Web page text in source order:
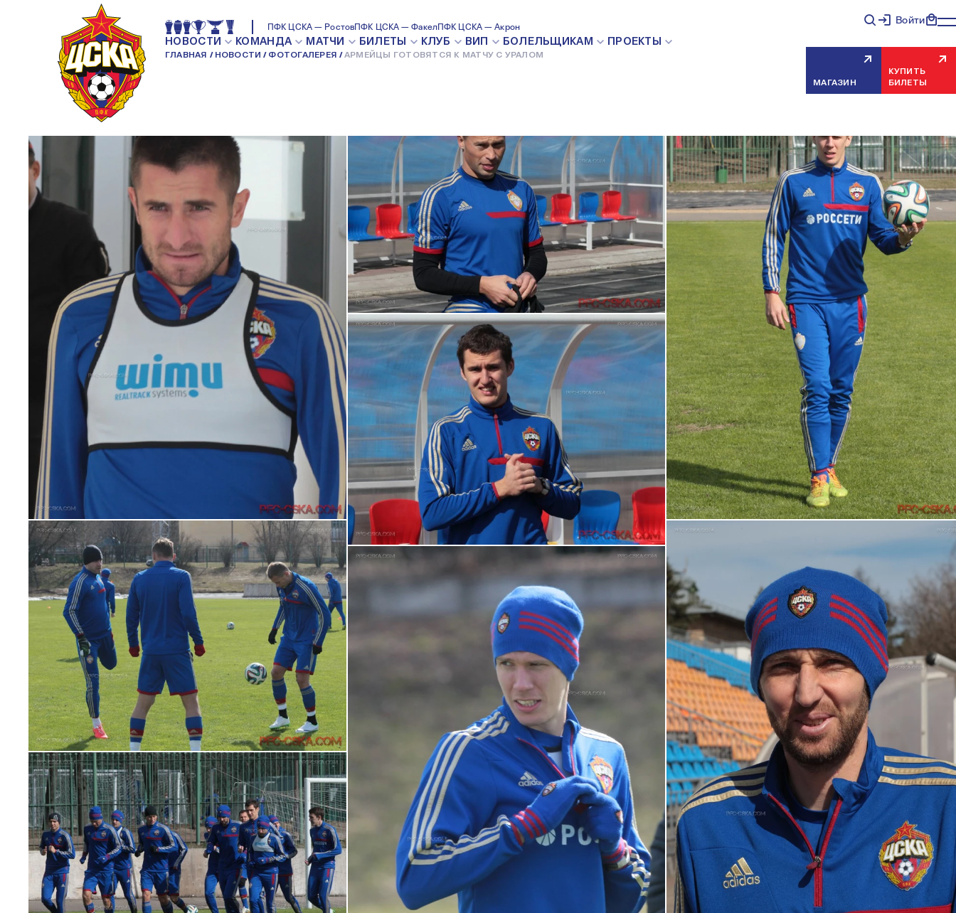
ПФК ЦСКА — РостовПФК ЦСКА — ФакелПФК ЦСКА — Акрон
НОВОСТИ КОМАНДА МАТЧИ БИЛЕТЫ КЛУБ ВИП БОЛЕЛЬЩИКАМ ПРОЕКТЫ
ГЛАВНАЯ НОВОСТИ ФОТОГАЛЕРЕЯ АРМЕЙЦЫ ГОТОВЯТСЯ К МАТЧУ С УРАЛОМ
Войти
МАГАЗИН
КУПИТЬ
БИЛЕТЫ
АРМЕЙЦЫ ГОТОВЯТСЯ К МАТЧУ С УРАЛОМ
ТРЕНИРОВКИ 9 АПРЕЛЯ 2014